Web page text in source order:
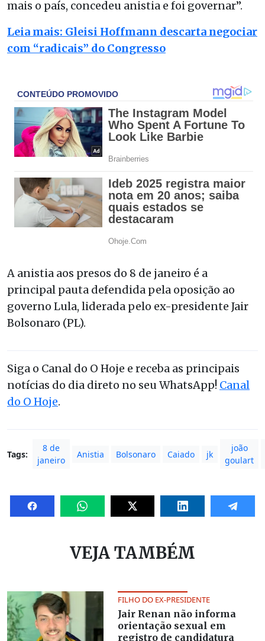
mais o país, concedeu anistia e foi governar”.
Leia mais: Gleisi Hoffmann descarta negociar
com “radicais” do Congresso
A anistia aos presos do 8 de janeiro é a
principal pauta defendida pela oposição ao
governo Lula, liderada pelo ex-presidente Jair
Bolsonaro (PL).
Siga o Canal do O Hoje e receba as principais
notícias do dia direto no seu WhatsApp! Canal
do O Hoje.
Tags:
8 de
janeiro
Anistia Bolsonaro Caiado jk
joão
goulart
VEJA TAMBÉM
FILHO DO EX-PRESIDENTE
Jair Renan não informa
orientação sexual em
registro de candidatura